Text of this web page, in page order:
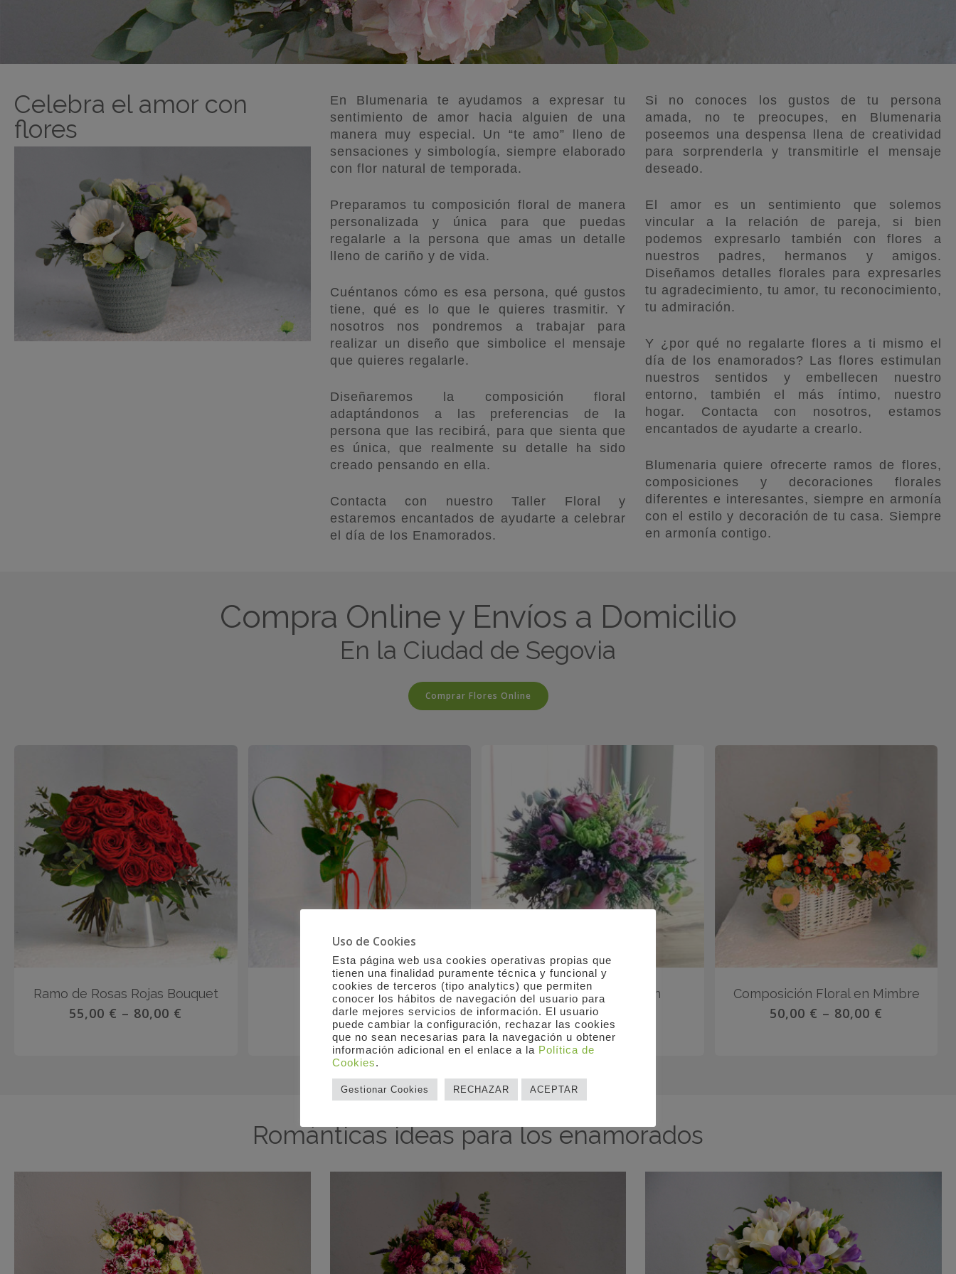
Pulsa enter para buscar o ESC para cerrar
Celebra el amor con
flores
En Blumenaria te ayudamos a expresar tu
sentimiento de amor hacia alguien de una
manera muy especial. Un “te amo” lleno de
sensaciones y simbología, siempre elaborado
con flor natural de temporada.
Preparamos tu composición floral de manera
personalizada y única para que puedas
regalarle a la persona que amas un detalle
lleno de cariño y de vida.
Cuéntanos cómo es esa persona, qué gustos
tiene, qué es lo que le quieres trasmitir. Y
nosotros nos pondremos a trabajar para
realizar un diseño que simbolice el mensaje
que quieres regalarle.
Diseñaremos la composición floral
adaptándonos a las preferencias de la
persona que las recibirá, para que sienta que
es única, que realmente su detalle ha sido
creado pensando en ella.
Contacta con nuestro Taller Floral y
estaremos encantados de ayudarte a celebrar
el día de los Enamorados.
Si no conoces los gustos de tu persona
amada, no te preocupes, en Blumenaria
poseemos una despensa llena de creatividad
para sorprenderla y transmitirle el mensaje
deseado.
El amor es un sentimiento que solemos
vincular a la relación de pareja, si bien
podemos expresarlo también con flores a
nuestros padres, hermanos y amigos.
Diseñamos detalles florales para expresarles
tu agradecimiento, tu amor, tu reconocimiento,
tu admiración.
Y ¿por qué no regalarte flores a ti mismo el
día de los enamorados? Las flores estimulan
nuestros sentidos y embellecen nuestro
entorno, también el más íntimo, nuestro
hogar. Contacta con nosotros, estamos
encantados de ayudarte a crearlo.
Blumenaria quiere ofrecerte ramos de flores,
composiciones y decoraciones florales
diferentes e interesantes, siempre en armonía
con el estilo y decoración de tu casa. Siempre
en armonía contigo.
Compra Online y Envíos a Domicilio
En la Ciudad de Segovia
Comprar Flores Online
Ramo de Rosas Rojas Bouquet
55,00 € – 80,00 €
Violetero de Flores
18,00€
Composición Floral en
Bombonera
50,00€–80,00
Composición Floral en Mimbre
50,00 € – 80,00 €
Románticas ideas para los enamorados
Uso de Cookies
Esta página web usa cookies operativas propias que
tienen una finalidad puramente técnica y funcional y
cookies de terceros (tipo analytics) que permiten
conocer los hábitos de navegación del usuario para
darle mejores servicios de información. El usuario
puede cambiar la configuración, rechazar las cookies
que no sean necesarias para la navegación u obtener
información adicional en el enlace a la Política de
Cookies.
Gestionar Cookies RECHAZAR ACEPTAR